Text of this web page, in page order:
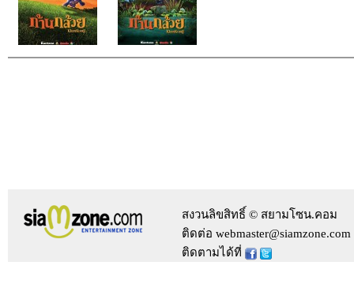
สงวนลิขสิทธิ์ © สยามโซน.คอม
ติดต่อ webmaster@siamzone.com
ติดตามได้ที่